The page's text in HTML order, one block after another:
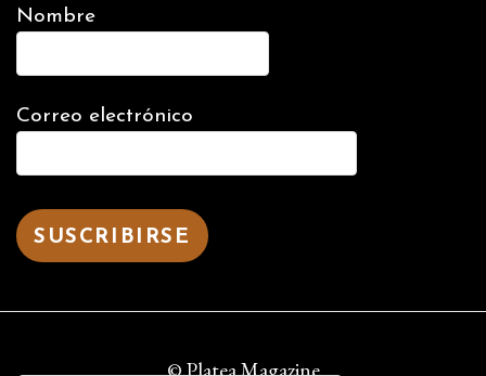
Nombre
Correo electrónico
© Platea Magazine